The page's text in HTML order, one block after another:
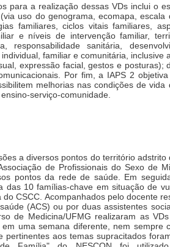
para a realização dessas VDs inclui o
uso do genograma, ecomapa, escala
familiares, ciclos vitais familiares,
e níveis de intervenção familiar,
responsabilidade sanitária,
familiar e comunitária, inclusive
expressão facial, gestos e posturas);
Por fim, a IAPS 2
melhorias nas condições de vida
serviço-comunidade.
a diversos pontos do território adstrito
de Profissionais do Sexo de
pontos da rede de saúde. Em
das 10 famílias-chave em situação de
CSCC. Acompanhados pelo docente
(ACS) ou por duas assistentes
de Medicina/UFMG realizaram as
uma semana diferente, nem sempre
pertinentes aos temas supracitados